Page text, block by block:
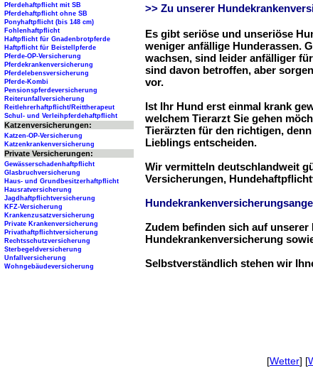
>> Zu unserer
Es gibt seriöse und unseriöse
weniger anfällige Hunderassen.
wachsen, sind leider anfälliger
sind davon betroffen, aber
vor.
Ist Ihr Hund erst einmal krank
welchem Tierarzt Sie gehen
Tierärzten für den richtigen,
Lieblings entscheiden.
Wir vermitteln deutschlandweit
Versicherungen,
Zudem befinden sich auf
Hundekrankenversicherung
Selbstverständlich stehen wir
Pferdehaftpflicht mit SB
Pferdehaftpflicht ohne SB
Ponyhaftpflicht (bis 148 cm)
Fohlenhaftpflicht
Haftpflicht für Gnadenbrotpferde
Haftpflicht für Beistellpferde
Pferde-OP-Versicherung
Pferdekrankenversicherung
Pferdelebensversicherung
Pferde-Kombi
Pensionspferdeversicherung
Reiterunfallversicherung
Reitlehrerhaftpflicht/Reittherapeut
Schul- und Verleihpferdehaftpflicht
Katzenversicherungen:
Katzen-OP-Versicherung
Katzenkrankenversicherung
Private Versicherungen:
Gewässerschadenhaftpflicht
Glasbruchversicherung
Haus- und Grundbesitzerhaftpflicht
Hausratversicherung
Jagdhaftpflichtversicherung
KFZ-Versicherung
Krankenzusatzversicherung
Private Krankenversicherung
Privathaftpflichtversicherung
Rechtsschutzversicherung
Sterbegeldversicherung
Unfallversicherung
Wohngebäudeversicherung
[Wetter] [